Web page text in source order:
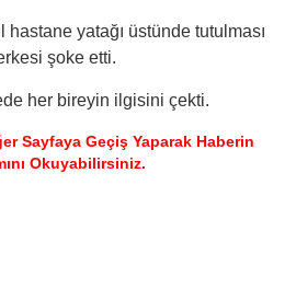
yatağı üstünde tutulması
şoke etti.
her bireyin ilgisini çekti.
Sayfaya Geçiş Yaparak Haberin
Okuyabilirsiniz.